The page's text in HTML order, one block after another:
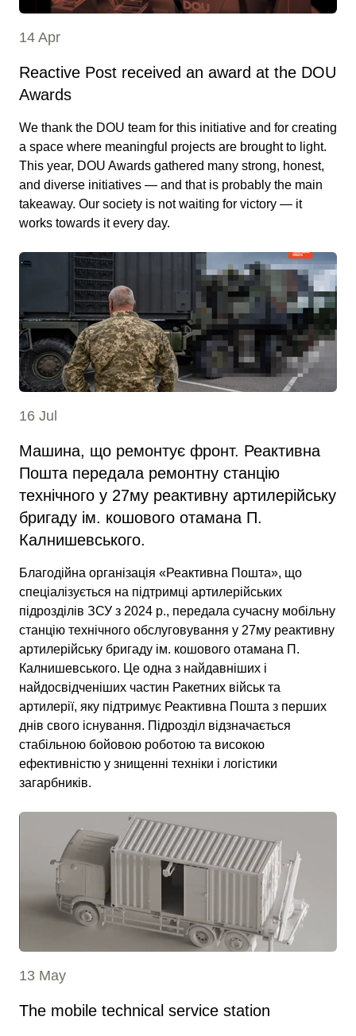
14 Apr
Reactive Post received an award at the DOU
Awards
We thank the DOU team for this initiative and for creating
a space where meaningful projects are brought to light.
This year, DOU Awards gathered many strong, honest,
and diverse initiatives — and that is probably the main
takeaway. Our society is not waiting for victory — it
works towards it every day.
16 Jul
Машина, що ремонтує фронт. Реактивна
Пошта передала ремонтну станцію
технічного у 27му реактивну артилерійську
бригаду ім. кошового отамана П.
Калнишевського.
Благодійна організація «Реактивна Пошта», що
спеціалізується на підтримці артилерійських
підрозділів ЗСУ з 2024 р., передала сучасну мобільну
станцію технічного обслуговування у 27му реактивну
артилерійську бригаду ім. кошового отамана П.
Калнишевського. Це одна з найдавніших і
найдосвідченіших частин Ракетних військ та
артилерії, яку підтримує Реактивна Пошта з перших
днів свого існування. Підрозділ відзначається
стабільною бойовою роботою та високою
ефективністю у знищенні техніки і логістики
загарбників.
13 May
The mobile technical service station